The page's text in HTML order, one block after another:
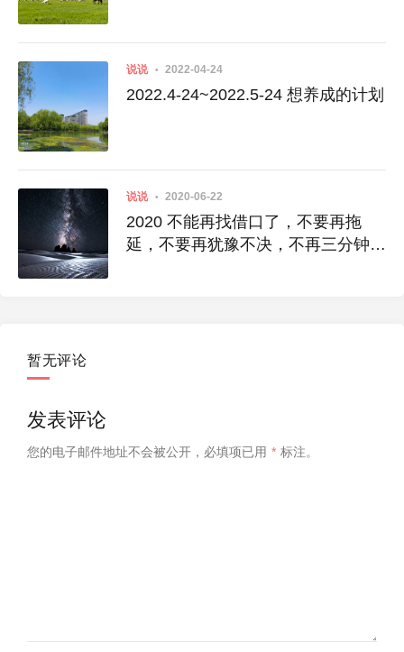
说说 2022-04-24
2022.4-24~2022.5-24 想养成的计划
说说 2020-06-22
2020 不能再找借口了，不要再拖
延，不要再犹豫不决，不再三分钟热
暂无评论
发表评论
您的电子邮件地址不会被公开， 必填项已用 * 标注。